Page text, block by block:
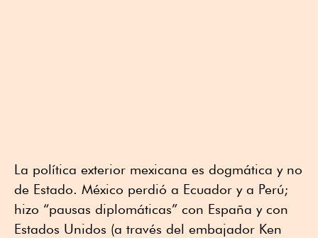
La política exterior mexicana es dogmática y no
de Estado. México perdió a Ecuador y a Perú;
hizo “pausas diplomáticas” con España y con
Estados Unidos (a través del embajador Ken